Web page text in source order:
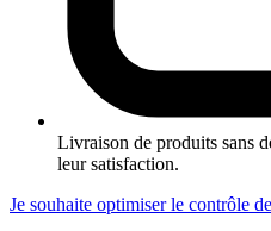
Livraison de produits sans
leur satisfaction.
Je souhaite optimiser le contrôle